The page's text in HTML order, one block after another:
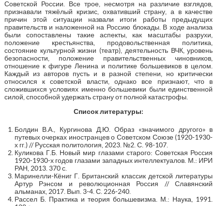
Советской России. Все трое, несмотря на различие взглядов,
признавали тяжёлый кризис, охвативший страну, а в качестве
причин этой ситуации назвали итоги работы предыдущих
правительств и наложенной на Россию блокады. В ходе анализа
были сопоставлены такие аспекты, как масштабы разрухи,
положение крестьянства, продовольственная политика,
состояние культурной жизни (театр), деятельность ВЧК, уровень
безопасности, положение правительственных чиновников,
отношение к фигуре Ленина и политике большевиков в целом.
Каждый из авторов пусть и в разной степени, но критически
относился к советской власти, однако все признают, что в
сложившихся условиях именно большевики были единственной
силой, способной удержать страну от полной катастрофы.
Список литературы:
Болдин В.А., Кургинова Д.Ю. Образ «значимого другого» в
путевых очерках иностранцев о Советском Союзе (1920-1930-
х гг.) // Русская политология, 2023. №2. С. 98-107.
Куликова Г.Б. Новый мир глазами старого: Советская Россия
1920-1930-х годов глазами западных интеллектуалов. М.: ИРИ
РАН, 2013. 370 с.
Маринелли-Кёниг Г. Британский классик детской литературы
Артур Рэнсом и революционная Россия // Славянский
альманах, 2017. Вып. 3-4. С. 226-240.
Рассел Б. Практика и теория большевизма. М.: Наука, 1991.